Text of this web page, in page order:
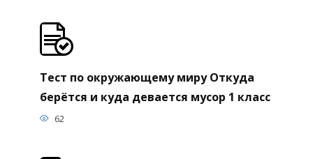
Тест по окружающему миру Откуда
берётся и куда девается мусор 1 класс
62